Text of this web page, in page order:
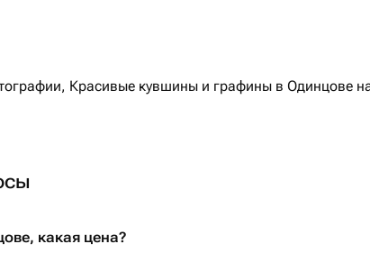
Красивые кувшины и графины в Одинцове
какая цена?